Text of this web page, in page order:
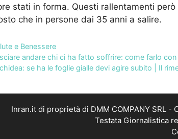
stati in forma. Questi rallentamenti
che in persone dai 35 anni a salire.
e Benessere
andare chi ci ha fatto soffrire: come farlo
se ha le foglie gialle devi agire subito | Il
Inran.it di proprietà di DMM COMPANY SRL
Testata Giornalistica